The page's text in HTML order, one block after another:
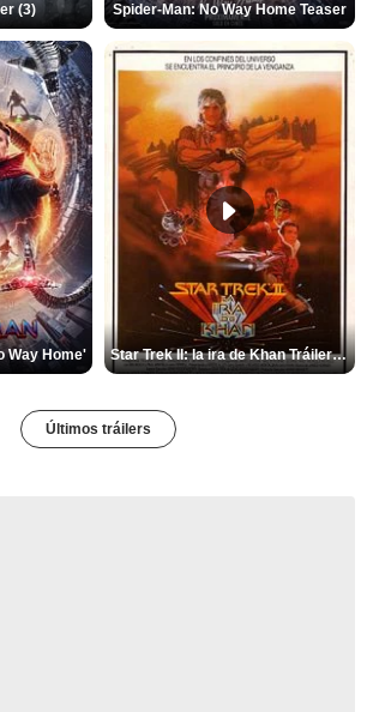
(3) Spider-Man: No Way Home Teaser
Way Home' Star Trek II: la ira de Khan Tráiler VO
Últimos tráilers